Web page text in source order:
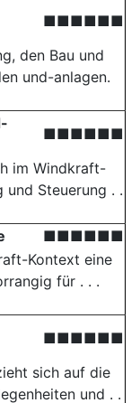
■■■■■■
den Bau und
und-anlagen.
■■■■■■
im Windkraft-
und Steuerung . .
■■■■■■
Kontext eine
für . . .
■■■■■■
sich auf die
und . .